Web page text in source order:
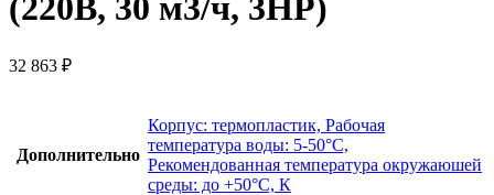
(220В, 30 м3/ч, 3HP)
32 863 ₽
Дополнительно
Корпус: термопластик, Рабочая
температура воды: 5-50°C,
Рекомендованная температура окружаюшей
среды: до +50°C, К